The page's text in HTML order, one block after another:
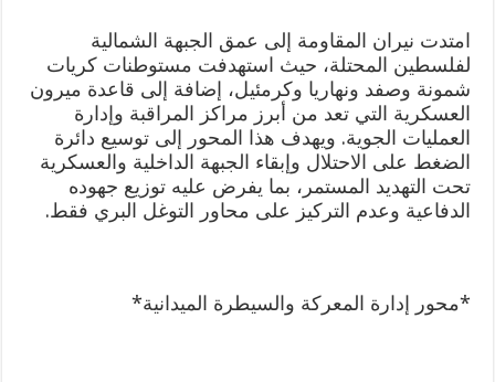
امتدت نيران المقاومة إلى عمق الجبهة الشمالية
لفلسطين المحتلة، حيث استهدفت مستوطنات كريات
شمونة وصفد ونهاريا وكرمئيل، إضافة إلى قاعدة ميرون
العسكرية التي تعد من أبرز مراكز المراقبة وإدارة
العمليات الجوية. ويهدف هذا المحور إلى توسيع دائرة
الضغط على الاحتلال وإبقاء الجبهة الداخلية والعسكرية
تحت التهديد المستمر، بما يفرض عليه توزيع جهوده
الدفاعية وعدم التركيز على محاور التوغل البري فقط.
*محور إدارة المعركة والسيطرة الميدانية*